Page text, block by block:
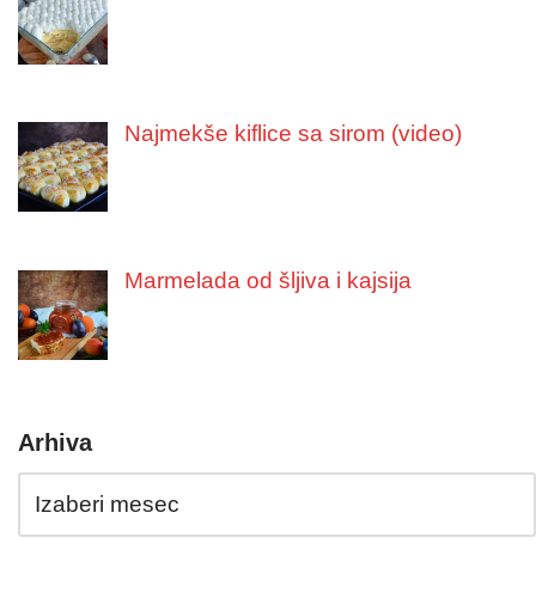
Najmekše kiflice sa sirom (video)
Marmelada od šljiva i kajsija
Arhiva